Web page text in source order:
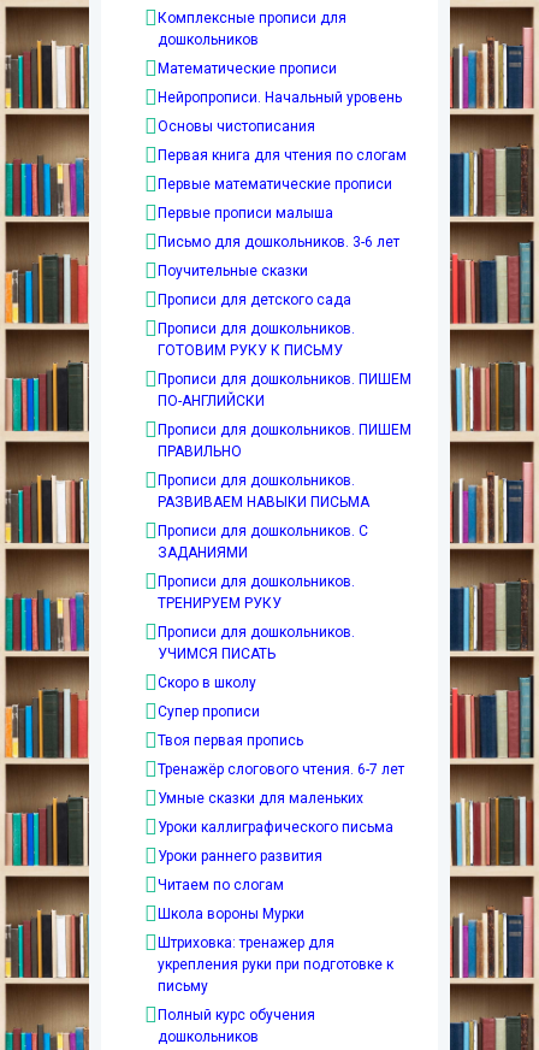
Комплексные прописи для
дошкольников
Математические прописи
Нейропрописи. Начальный уровень
Основы чистописания
Первая книга для чтения по слогам
Первые математические прописи
Первые прописи малыша
Письмо для дошкольников. 3-6 лет
Поучительные сказки
Прописи для детского сада
Прописи для дошкольников.
ГОТОВИМ РУКУ К ПИСЬМУ
Прописи для дошкольников. ПИШЕМ
ПО-АНГЛИЙСКИ
Прописи для дошкольников. ПИШЕМ
ПРАВИЛЬНО
Прописи для дошкольников.
РАЗВИВАЕМ НАВЫКИ ПИСЬМА
Прописи для дошкольников. С
ЗАДАНИЯМИ
Прописи для дошкольников.
ТРЕНИРУЕМ РУКУ
Прописи для дошкольников.
УЧИМСЯ ПИСАТЬ
Скоро в школу
Супер прописи
Твоя первая пропись
Тренажёр слогового чтения. 6-7 лет
Умные сказки для маленьких
Уроки каллиграфического письма
Уроки раннего развития
Читаем по слогам
Школа вороны Мурки
Штриховка: тренажер для
укрепления руки при подготовке к
письму
Полный курс обучения
дошкольников